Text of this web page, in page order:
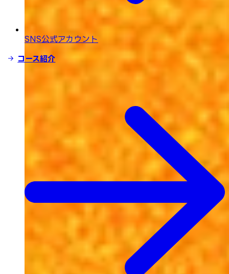
SNS公式アカウント
コース紹介